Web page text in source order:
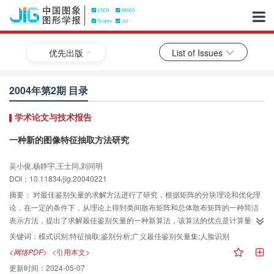
优先出版 List of Issues
2004年第2期 目录
学术论文与技术报告
一种新的图像特征抽取方法研究
吴小俊,杨静宇,王士同,刘同明
DOI：10.11834/jig.20040221
摘要： 对最佳鉴别矢量的求解方法进行了研究，根据矩阵的分块理论和优化理
论，在一定的条件下，从理论上得到类间散布矩阵和总体散布矩阵的一种简洁
表示方法，提出了求解最佳鉴别矢量的一种新算法，该算法的优点是计算量明
显减少。ORL人脸数据库的数值实验，验证了上述论断的正确性。实验结果表
明，虽然识别率与分块维数之间存在非线性关系，但可以通过选择适当的分块
维数来获得较高的识别率。类间散布矩阵和总体散布矩阵的一种简洁表示方法
适合于一切使用Fisher鉴别准则的模式识别问题。
关键词： 模式识别;特征抽取;鉴别分析;广义最佳鉴别矢量集;人脸识别
<网络PDF> <引用本文>
更新时间： 2024-05-07